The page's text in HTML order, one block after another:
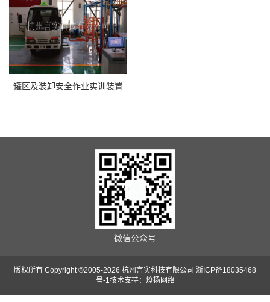
罐区及装卸安全作业实训装置
微信公众号
版权所有 Copyright ©2005-2026 杭州言实科技有限公司 浙ICP备18035468
号-1 技术支持： 燎扬网络